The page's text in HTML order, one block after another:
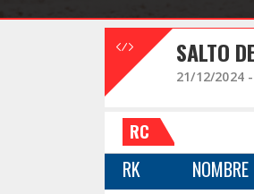
SALTO
21/12/2024
RC
RK NOMBRE